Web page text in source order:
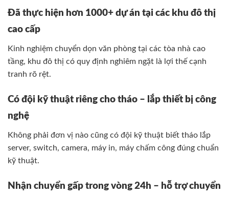
Đã thực hiện hơn 1000+ dự án tại các khu đô thị
cao cấp
Kinh nghiệm chuyển dọn văn phòng tại các tòa nhà cao
tầng, khu đô thị có quy định nghiêm ngặt là lợi thế cạnh
tranh rõ rệt.
Có đội kỹ thuật riêng cho tháo – lắp thiết bị công
nghệ
Không phải đơn vị nào cũng có đội kỹ thuật biết tháo lắp
server, switch, camera, máy in, máy chấm công đúng chuẩn
kỹ thuật.
Nhận chuyển gấp trong vòng 24h – hỗ trợ chuyển